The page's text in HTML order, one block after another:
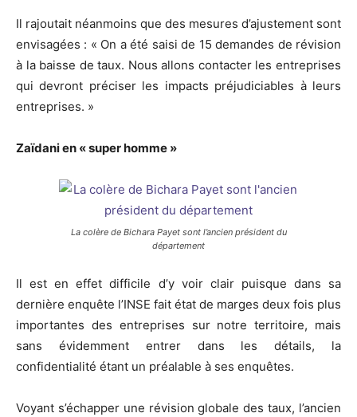
Il rajoutait néanmoins que des mesures d’ajustement sont
envisagées : « On a été saisi de 15 demandes de révision
à la baisse de taux. Nous allons contacter les entreprises
qui devront préciser les impacts préjudiciables à leurs
entreprises. »
Zaïdani en « super homme »
La colère de Bichara Payet sont l’ancien président du
département
Il est en effet difficile d’y voir clair puisque dans sa
dernière enquête l’INSE fait état de marges deux fois plus
importantes des entreprises sur notre territoire, mais
sans évidemment entrer dans les détails, la
confidentialité étant un préalable à ses enquêtes.
Voyant s’échapper une révision globale des taux, l’ancien